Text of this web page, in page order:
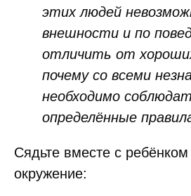
этих людей
внешности и по
отличить от
почему со всеми
необходимо
определённые
Сядьте вместе с ребёнком
окружение: